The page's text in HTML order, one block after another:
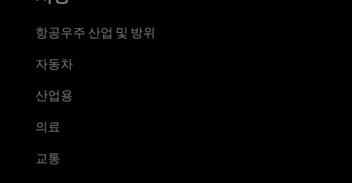
항공우주 산업 및 방위
자동차
산업용
의료
교통